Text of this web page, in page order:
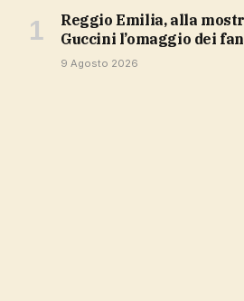
Reggio Emilia, alla mostra dedicata a
Guccini l’omaggio dei fan
9 Agosto 2026